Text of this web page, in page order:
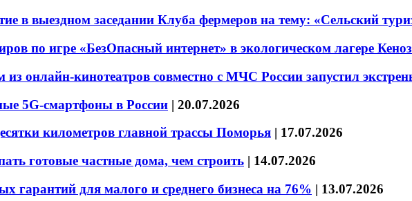
в выездном заседании Клуба фермеров на тему: «Сельский
по игре «БезОпасный интернет» в экологическом лагере
онлайн-кинотеатров совместно с МЧС России запустил
5G-смартфоны в России | 20.07.2026
километров главной трассы Поморья | 17.07.2026
готовые частные дома, чем строить | 14.07.2026
гарантий для малого и среднего бизнеса на 76% | 13.07.2026